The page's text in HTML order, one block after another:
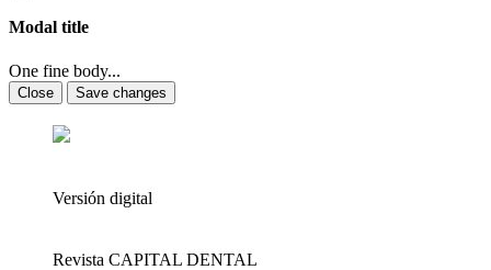
Modal title
One fine body...
Close Save changes
Versión digital
Revista CAPITAL DENTAL